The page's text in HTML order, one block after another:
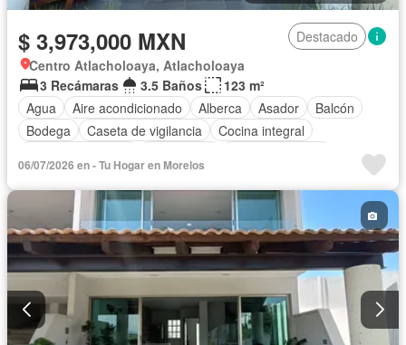
$ 3,973,000 MXN
Destacado
Centro Atlacholoaya, Atlacholoaya
3 Recámaras
3.5 Baños
123 m²
Agua
Aire acondicionado Alberca Asador
Balcón
Bodega
Caseta de vigilancia
Cocina integral
Gimnasio
Internet Jardín
Sala polivalente
Seguridad Terraza
Vista panorámica
Zonas verdes Sin amueblar
06/07/2026 en - Tu Hogar en Morelos